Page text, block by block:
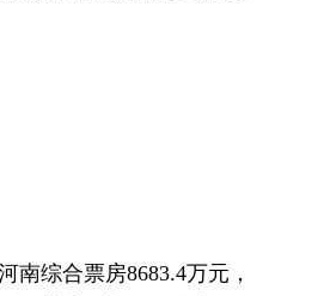
南综合票房8683.4万元，